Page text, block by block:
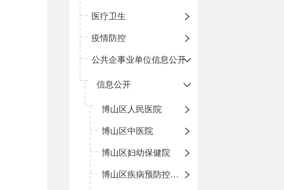
医疗卫生
疫情防控
公共企事业单位信息公开
信息公开
​博山区人民医院
博山区中医院
博山区妇幼保健院
博山区疾病预防控制中心